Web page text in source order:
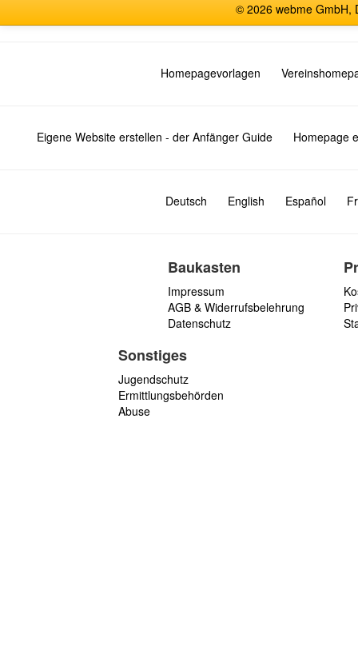
© 2026 webme GmbH,
Homepagevorlagen
Eigene Website erstellen - der Anfänger Guide Homepage
Deutsch English Español
Baukasten
Impressum
AGB & Widerrufsbelehrung
Datenschutz
Sonstiges
Jugendschutz
Ermittlungsbehörden
Abuse